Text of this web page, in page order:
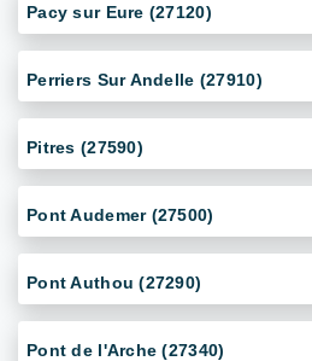
Pacy sur Eure (27120)
Perriers Sur Andelle (27910)
Pitres (27590)
Pont Audemer (27500)
Pont Authou (27290)
Pont de l'Arche (27340)